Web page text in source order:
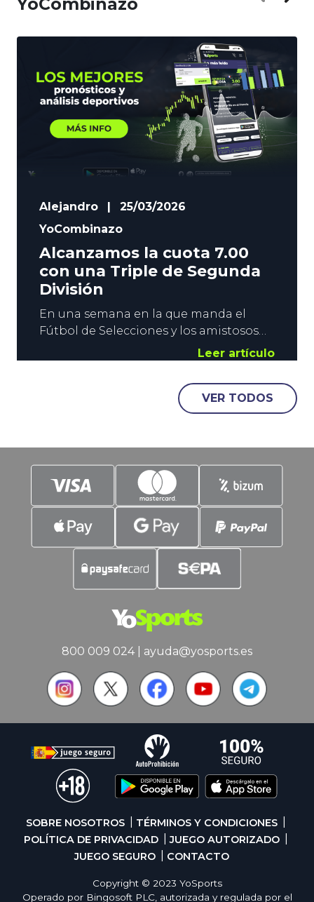
Alejandro
25/03/2026
YoCombinazo
Alcanzamos la cuota 7.00
con una Triple de Segunda
División
En una semana en la que manda el
Fútbol de Selecciones y los amistosos
de España, bueno es desviar la vista a la
Liga Hypermotion. Ponemos el foco en
nuestra Segunda División, y os
lanzamos una combinada que alcanza
la cuota 7.10 con los triunfos de Málaga,
local no
Leer artículo
VER TODOS
800 009 024| ayuda@yosports.es
SOBRE NOSOTROS
TÉRMINOS Y CONDICIONES
POLÍTICA DE PRIVACIDAD
JUEGO AUTORIZADO
JUEGO SEGURO
CONTACTO
Copyright © 2023 YoSports
Operado por Bingosoft PLC, autorizada y regulada por el